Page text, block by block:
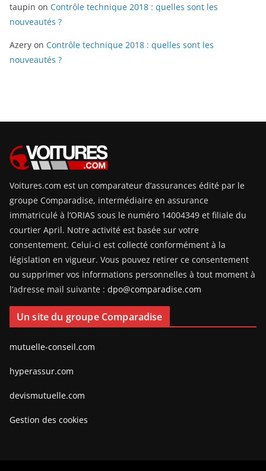
taupin on Contrôle technique 2018 : quelles sont les
nouveautés ?
Azery on Contrôle technique 2018 : quelles sont les
nouveautés ?
Voitures.com est un comparateur d’assurances édité par le
groupe Comparadise, intermédiaire en assurance
immatriculé à l’ORIAS sous le numéro 14004349 et filiale du
courtier April. Notre activité est basée sur votre
consentement. Celui-ci est collecté conformément à la
législation en vigueur. Vous pouvez retirer ce consentement
ou supprimer vos informations personnelles à tout moment à
l’adresse mail suivante : dpo@comparadise.com
Un site du groupe Comparadise
mutuelle-conseil.com
hyperassur.com
devismutuelle.com
Gestion des cookies